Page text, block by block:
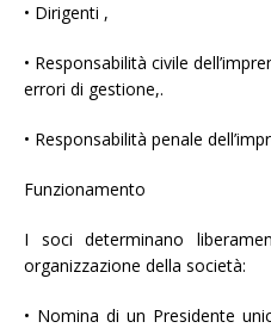
• Dirigenti ,
• Responsabilità civile
errori di gestione,.
• Responsabilità penale
Funzionamento
I soci determinano
organizzazione della società:
• Nomina di un Presidente